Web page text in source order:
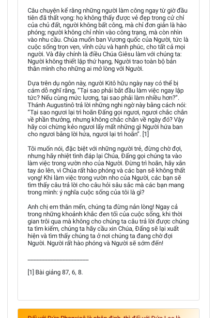
Câu chuyện kể rằng những người làm công ngay từ giờ đầu
tiên đã thất vọng: họ không thấy được vẻ đẹp trong cử chỉ
của chủ đất, người không bất công, mà chỉ đơn giản là hào
phóng; người không chỉ nhìn vào công trạng, mà còn nhìn
vào nhu cầu. Chúa muốn ban Vương quốc của Người, tức là
cuộc sống trọn vẹn, vĩnh cửu và hạnh phúc, cho tất cả mọi
người. Và đây chính là điều Chúa Giêsu làm với chúng ta:
Người không thiết lập thứ hạng, Người trao toàn bộ bản
thân mình cho những ai mở lòng với Người.
Dựa trên dụ ngôn này, người Kitô hữu ngày nay có thể bị
cám dỗ nghĩ rằng, “Tại sao phải bắt đầu làm việc ngay lập
tức? Nếu cùng mức lương, tại sao phải làm nhiều hơn?”.
Thánh Augustinô trả lời những nghi ngờ này bằng cách nói:
“Tại sao ngươi lại trì hoãn Đấng gọi ngươi, ngươi chắc chắn
về phần thưởng, nhưng không chắc chắn về ngày đó? Vậy
hãy coi chừng kẻo ngươi lấy mất những gì Người hứa ban
cho ngươi bằng lời hứa, ngươi lại trì hoãn”. [1]
Tôi muốn nói, đặc biệt với những người trẻ, đừng chờ đợi,
nhưng hãy nhiệt tình đáp lại Chúa, Đấng gọi chúng ta vào
làm việc trong vườn nho của Người. Đừng trì hoãn, hãy xắn
tay áo lên, vì Chúa rất hào phóng và các bạn sẽ không thất
vọng! Khi làm việc trong vườn nho của Người, các bạn sẽ
tìm thấy câu trả lời cho câu hỏi sâu sắc mà các bạn mang
trong mình: ý nghĩa cuộc sống của tôi là gì?
Anh chị em thân mến, chúng ta đừng nản lòng! Ngay cả
trong những khoảnh khắc đen tối của cuộc sống, khi thời
gian trôi qua mà không cho chúng ta câu trả lời được chúng
ta tìm kiếm, chúng ta hãy cầu xin Chúa, Đấng sẽ lại xuất
hiện và tìm thấy chúng ta ở nơi chúng ta đang chờ đợi
Người. Người rất hào phóng và Người sẽ sớm đến!
[1] Bài giảng 87, 6, 8.